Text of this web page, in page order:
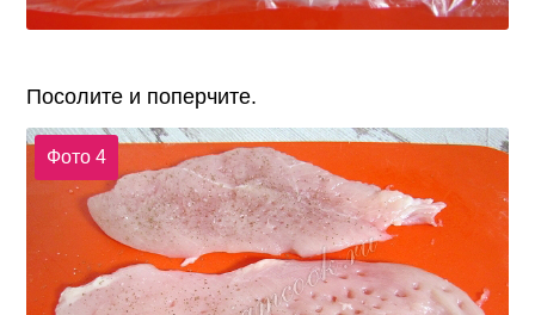
Посолите и поперчите.
Фото 4